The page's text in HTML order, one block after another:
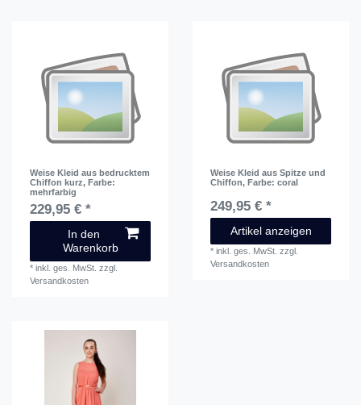
Weise Kleid aus bedrucktem
Chiffon kurz, Farbe:
mehrfarbig
229,95 € *
In den
Warenkorb
*inkl. ges. MwSt. zzgl.
Versandkosten
Weise Kleid aus Spitze und
Chiffon, Farbe: coral
249,95 € *
Artikel anzeigen
*inkl. ges. MwSt. zzgl.
Versandkosten